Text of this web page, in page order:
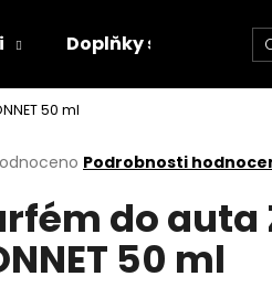
Doplňky s LED světlem
50 ml
Podrobnosti
do auta
50 ml
HLEDAT